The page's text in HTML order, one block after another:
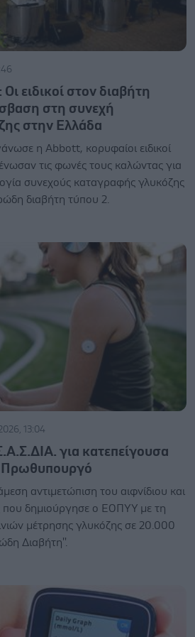
ειδικοί στον διαβήτη
στη συνεχή
στην Ελλάδα
η Abbott, κορυφαίοι ειδικοί
τις φωνές τους καλώντας για
συνεχούς καταγραφής γλυκόζης
διαβήτη τύπου 2.
13:04
για κατεπείγουσα
Πρωθυπουργό
αντιμετώπιση του αιφνίδιου και
δημιούργησε ο ΕΟΠΥΥ με τη
μέτρησης γλυκόζης σε 20.000
Διαβήτη''.